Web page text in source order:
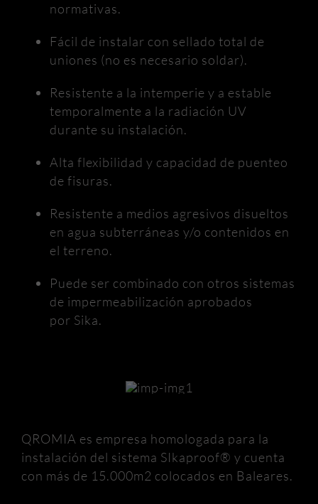
normativas.
Fácil de instalar con sellado total de
uniones (no es necesario soldar).
Resistente a la intemperie y a estable
temporalmente a la radiación UV
durante su instalación.
Alta flexibilidad y capacidad de puenteo
de fisuras.
Resistente a medios agresivos disueltos
en agua subterráneas y/o contenidos en
el terreno.
Puede ser combinado con otros sistemas
de impermeabilización aprobados
por Sika.
QROMIA es empresa homologada para la
instalación del sistema SIkaproof® y cuenta
con más de 15.000m2 colocados en Baleares.